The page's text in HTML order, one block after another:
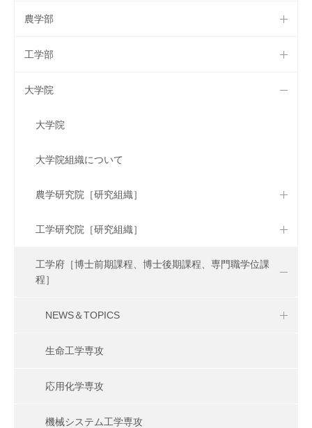
農学部
工学部
大学院
大学院
大学院組織について
農学研究院［研究組織］
工学研究院［研究組織］
工学府［博士前期課程、博士後期課程、専門職学位課
程］
NEWS＆TOPICS
生命工学専攻
応用化学専攻
機械システム工学専攻